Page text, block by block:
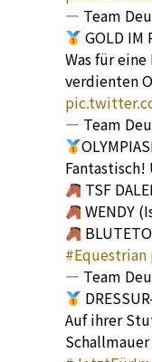
— Team
GOLD IM
Was für
verdienten
— Team
Fantastisch!
TSF
WENDY
#Equestrian
— Team
Auf ihrer